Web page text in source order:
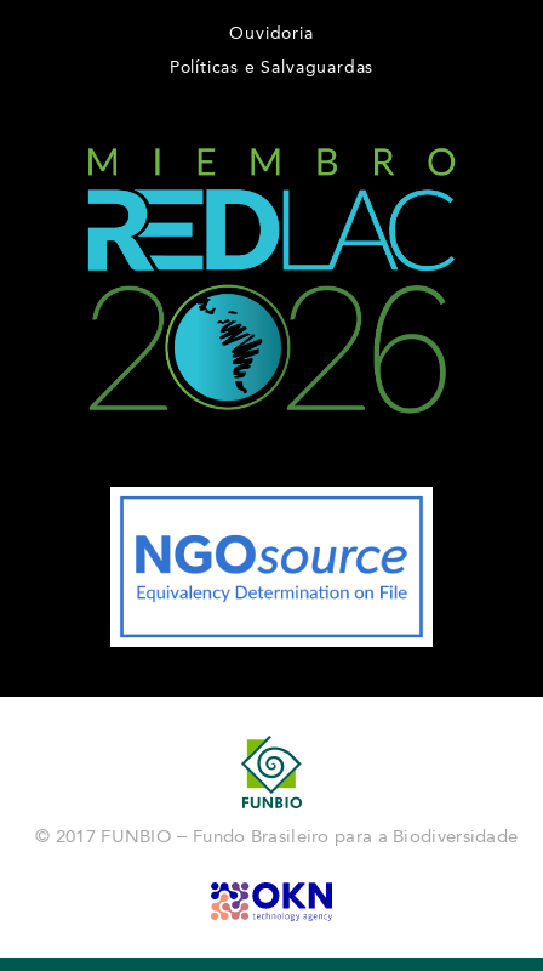
Ouvidoria
Políticas e Salvaguardas
© 2017 FUNBIO – Fundo Brasileiro para a Biodiversidade